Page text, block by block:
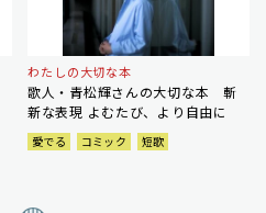
わたしの大切な本
歌人・青松輝さんの大切な本 斬
新な表現 よむたび、より自由に
愛でる コミック 短歌